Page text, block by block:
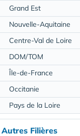
Grand Est
Nouvelle-Aquitaine
Centre-Val de Loire
DOM/TOM
Île-de-France
Occitanie
Pays de la Loire
Autres Filières